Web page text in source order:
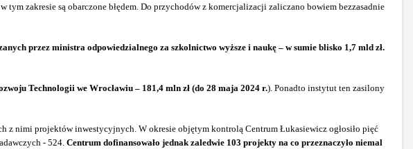
tym zakresie są obarczone błędem. Do przychodów z komercjalizacji zaliczano bowiem bezzasadnie
przez ministra odpowiedzialnego za szkolnictwo wyższe i naukę – w sumie blisko 1,7 mld zł.
Technologii we Wrocławiu – 181,4 mln zł (do 28 maja 2024 r.). Ponadto instytut ten zasilony
z nimi projektów inwestycyjnych. W okresie objętym kontrolą Centrum Łukasiewicz ogłosiło pięć
- 524. Centrum dofinansowało jednak zaledwie 103 projekty na co przeznaczyło niemal